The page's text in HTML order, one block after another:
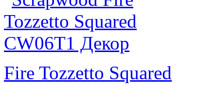
Fire Tozzetto Squared